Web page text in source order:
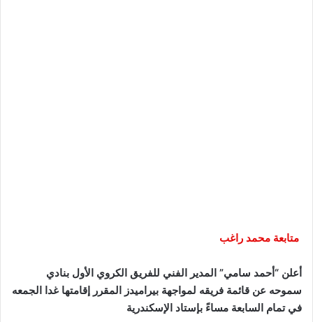
متابعة محمد راغب
أعلن “أحمد سامي” المدير الفني للفريق الكروي الأول بنادي
سموحه عن قائمة فريقه لمواجهة بيراميدز المقرر إقامتها غدا الجمعه
في تمام السابعة مساءً بإستاد الإسكندرية